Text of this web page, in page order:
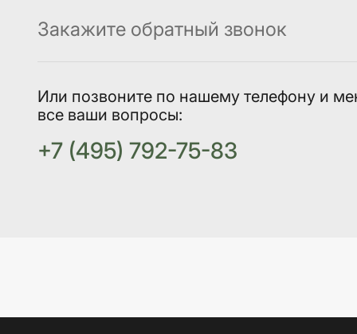
Закажите обратный звонок
Или позвоните по нашему телефону и
все ваши вопросы:
+7 (495) 792-75-83